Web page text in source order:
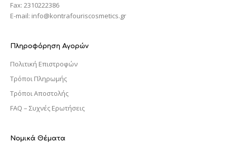
Fax: 2310222386
E-mail: info@kontrafouriscosmetics.gr
Πληροφόρηση Αγορών
Πολιτική Επιστροφών
Τρόποι Πληρωμής
Τρόποι Αποστολής
FAQ – Συχνές Ερωτήσεις
Νομικά Θέματα